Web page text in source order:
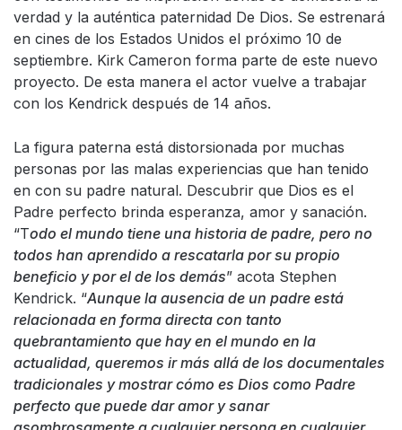
verdad y la auténtica paternidad De Dios. Se estrenará
en cines de los Estados Unidos el próximo 10 de
septiembre. Kirk Cameron forma parte de este nuevo
proyecto. De esta manera el actor vuelve a trabajar
con los Kendrick después de 14 años.
La figura paterna está distorsionada por muchas
personas por las malas experiencias que han tenido
en con su padre natural. Descubrir que Dios es el
Padre perfecto brinda esperanza, amor y sanación.
“Todo el mundo tiene una historia de padre, pero no
todos han aprendido a rescatarla por su propio
beneficio y por el de los demás” acota Stephen
Kendrick. “Aunque la ausencia de un padre está
relacionada en forma directa con tanto
quebrantamiento que hay en el mundo en la
actualidad, queremos ir más allá de los documentales
tradicionales y mostrar cómo es Dios como Padre
perfecto que puede dar amor y sanar